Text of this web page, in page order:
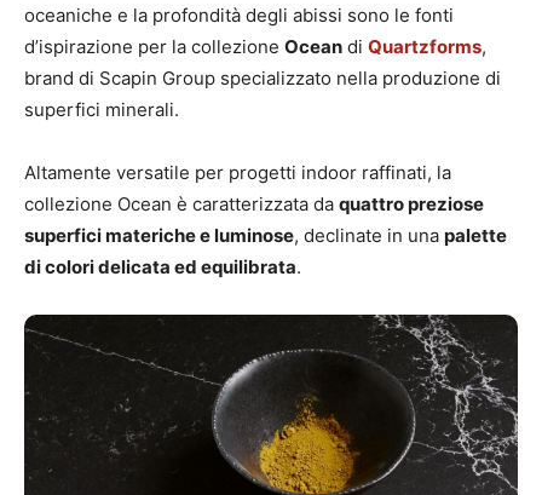
oceaniche e la profondità degli abissi sono le fonti
d’ispirazione per la collezione Ocean di Quartzforms,
brand di Scapin Group specializzato nella produzione di
superfici minerali.
Altamente versatile per progetti indoor raffinati, la
collezione Ocean è caratterizzata da quattro preziose
superfici materiche e luminose, declinate in una palette
di colori delicata ed equilibrata.